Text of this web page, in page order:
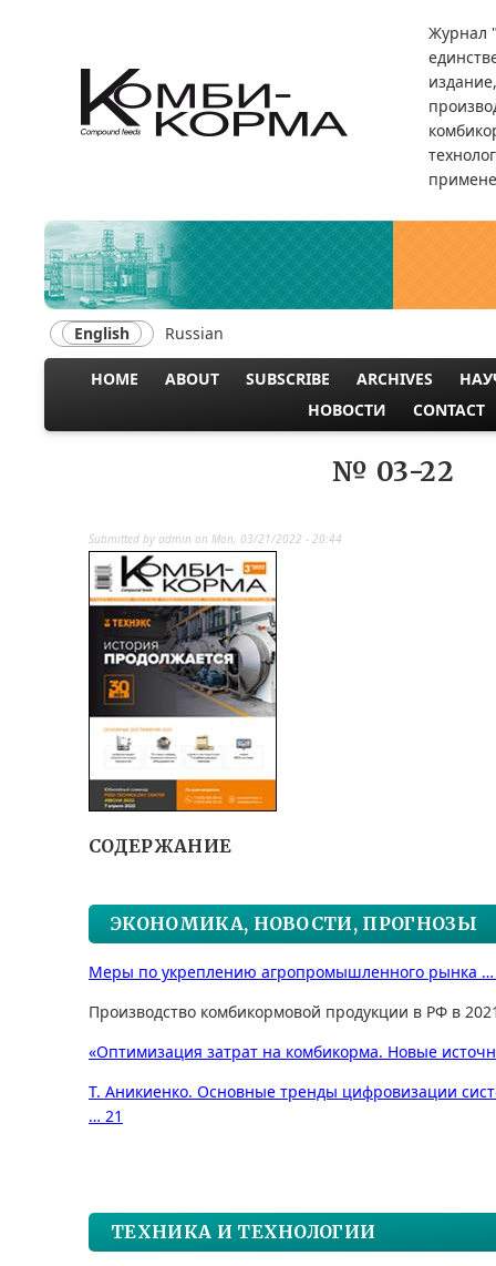
Журнал
English Russian
MAIN
HOME ABOUT SUBSCRIBE ARCHIVES
НОВОСТИ
CONTACT
№ 03-22
Submitted by admin on Mon, 03/21/2022 - 20:44
СОДЕРЖАНИЕ
ЭКОНОМИКА, НОВОСТИ, ПРОГНОЗЫ
Меры по укреплению агропромышленного рынка …
Производство комбикормовой продукции в РФ в
«Оптимизация затрат на комбикорма. Новые
Т. Аникиенко. Основные тренды цифровизации
… 21
ТЕХНИКА И ТЕХНОЛОГИИ